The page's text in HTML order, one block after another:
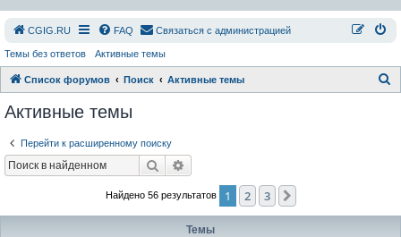
СGIG.RU FAQ Связаться с администрацией
Темы без ответов Активные темы
Список форумов Поиск Активные темы
Активные темы
Перейти к расширенному поиску
Поиск
Найдено 56 результатов 1 2 3
Темы